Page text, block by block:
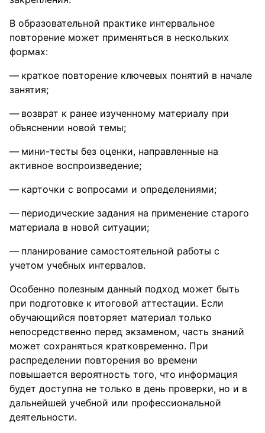
В образовательной практике интервальное
повторение может применяться в нескольких
формах:
краткое повторение ключевых понятий в начале
занятия;
возврат к ранее изученному материалу при
объяснении новой темы;
мини-тесты без оценки, направленные на
активное воспроизведение;
карточки с вопросами и определениями;
периодические задания на применение старого
материала в новой ситуации;
планирование самостоятельной работы с
учетом учебных интервалов.
Особенно полезным данный подход может быть
при подготовке к итоговой аттестации. Если
обучающийся повторяет материал только
непосредственно перед экзаменом, часть знаний
может сохраняться кратковременно. При
распределении повторения во времени
повышается вероятность того, что информация
будет доступна не только в день проверки, но и в
дальнейшей учебной или профессиональной
деятельности.